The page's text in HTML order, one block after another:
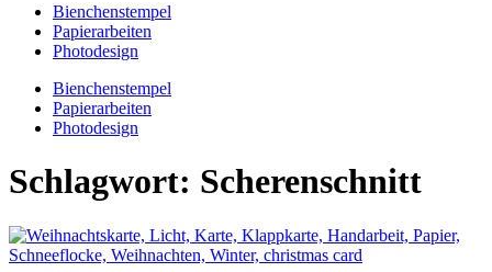
Bienchenstempel
Papierarbeiten
Photodesign
Bienchenstempel
Papierarbeiten
Photodesign
Schlagwort: Scherenschnitt